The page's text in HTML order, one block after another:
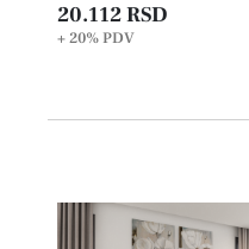
20.112 RSD
+ 20%PDV